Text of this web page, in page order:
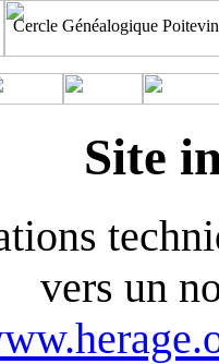
Cercle Généalogique Poitevin
Site
vers un